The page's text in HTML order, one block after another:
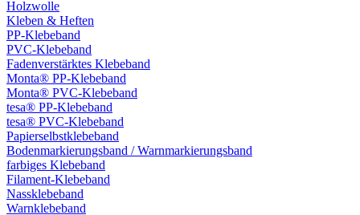
Holzwolle
Kleben & Heften
PP-Klebeband
PVC-Klebeband
Fadenverstärktes Klebeband
Monta® PP-Klebeband
Monta® PVC-Klebeband
tesa® PP-Klebeband
tesa® PVC-Klebeband
Papierselbstklebeband
Bodenmarkierungsband / Warnmarkierungsband
farbiges Klebeband
Filament-Klebeband
Nassklebeband
Warnklebeband